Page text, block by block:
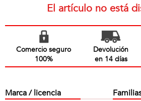
El artículo no está
Comercio seguro
100%
Devolución
en 14 días
Marca / licencia